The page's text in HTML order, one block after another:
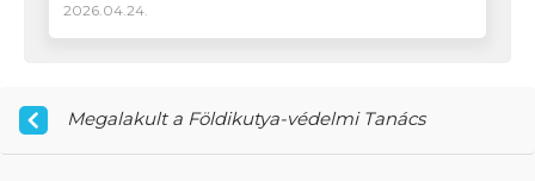
2026.04.24.
Megalakult a Földikutya-védelmi Tanács